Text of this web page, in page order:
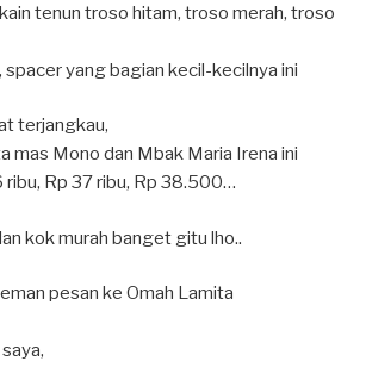
tenun troso hitam, troso merah, troso
spacer yang bagian kecil-kecilnya ini
terjangkau,
mas Mono dan Mbak Maria Irena ini
ribu, Rp 37 ribu, Rp 38.500…
kok murah banget gitu lho..
pesan ke Omah Lamita